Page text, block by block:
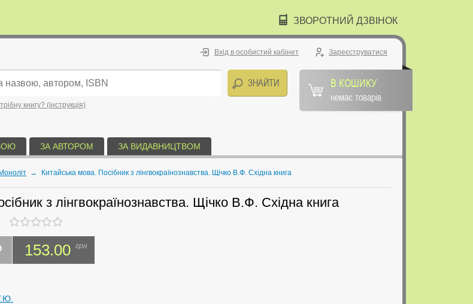
ЗВОРОТНИЙ ДЗВІНОК
Вхід в особистий кабінет Зареєструватися
книгу? (інструкція)
В КОШИКУ
немає товарів
ЗА АВТОРОМ ЗА ВИДАВНИЦТВОМ
Моноліт → Китайська мова. Посібник з лінгвокраїнознавства. Щічко В.Ф. Східна книга
з лінгвокраїнознавства. Щічко В.Ф. Східна книга
153.00 грн